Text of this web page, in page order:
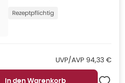
Rezeptpflichtig
UVP/AVP UVP/AVP
94,33 €
In den Warenkorb